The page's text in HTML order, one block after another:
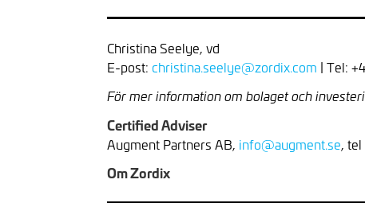
Christina Seelye, vd
E-post: christina.seelye@zordix.com | Tel:
För mer information om bolaget och
Certified Adviser
Augment Partners AB, info@augment.se,
Om Zordix